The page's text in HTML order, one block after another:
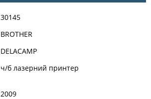
30145
BROTHER
DELACAMP
ч/б лазерний принтер
2009